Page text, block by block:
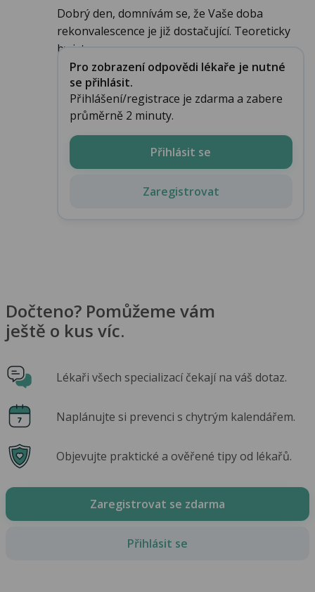
Dobrý den, domnívám se, že Vaše doba
rekonvalescence je již dostačující. Teoreticky
by jste...
Pro zobrazení odpovědi lékaře je nutné
se přihlásit.
Přihlášení/registrace je zdarma a zabere
průměrně 2 minuty.
Přihlásit se
Zaregistrovat
Dočteno? Pomůžeme vám
ještě o kus víc.
Lékaři všech specializací čekají na váš dotaz.
Naplánujte si prevenci s chytrým kalendářem.
Objevujte praktické a ověřené tipy od lékařů.
Zaregistrovat se zdarma
Přihlásit se